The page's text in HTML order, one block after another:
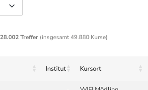
28.002 Treffer(insgesamt 49.880 Kurse)
Institut Kursort